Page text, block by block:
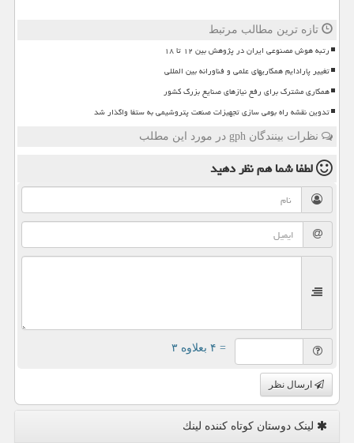
تازه ترین مطالب مرتبط
رتبه هوش مصنوعی ایران در پژوهش بین ۱۲ تا ۱۸
تغییر پارادایم همکاریهای علمی و فناورانه بین المللی
همکاری مشترک برای رفع نیازهای صنایع بزرگ کشور
تدوین نقشه راه بومی سازی تجهیزات صنعت پتروشیمی به ستفا واگذار شد
نظرات بینندگان gph در مورد این مطلب
لطفا شما همنظر دهید
= ۴ بعلاوه ۳
ارسال نظر
لینک دوستان كوتاه كننده لینك